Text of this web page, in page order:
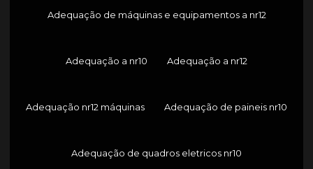
Adequação de máquinas e equipamentos a nr12
Adequação a nr10 Adequação a nr12
Adequação nr12 máquinas Adequação de paineis nr10
Adequação de quadros eletricos nr10